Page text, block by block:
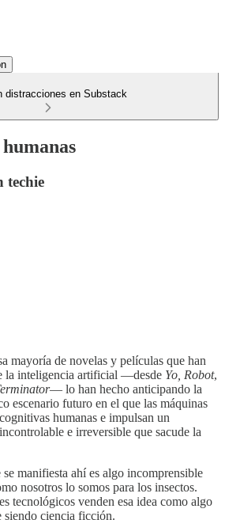
distracciones en Substack
techie
mayoría de novelas y películas que han
la inteligencia artificial —desde Yo, Robot,
— lo han hecho anticipando la
escenario futuro en el que las máquinas
humanas e impulsan un
e irreversible que sacude la
se manifiesta ahí es algo incomprensible
nosotros lo somos para los insectos.
tecnológicos venden esa idea como algo
siendo ciencia ficción.